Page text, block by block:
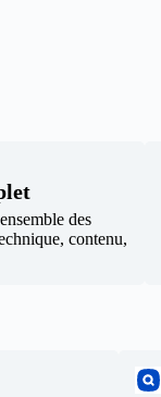
des
contenu,